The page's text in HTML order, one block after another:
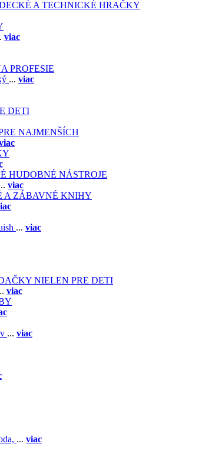
A TECHNICKÉ HRAČKY
viac
PROFESIE
... viac
DETI
NAJMENŠÍCH
HUDOBNÉ NÁSTROJE
viac
A ZÁBAVNÉ KNIHY
... viac
NIELEN PRE DETI
viac
... viac
... viac